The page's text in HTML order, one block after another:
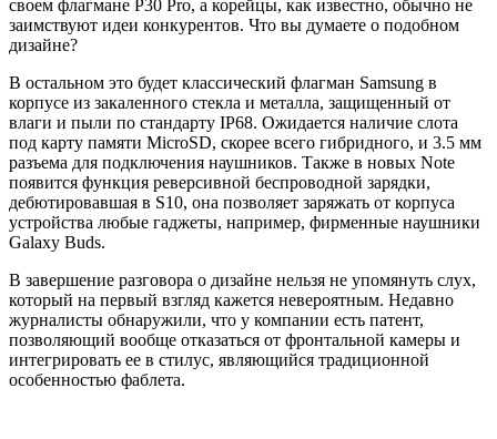
своем флагмане P30 Pro, а корейцы, как известно, обычно не
заимствуют идеи конкурентов. Что вы думаете о подобном
дизайне?
В остальном это будет классический флагман Samsung в
корпусе из закаленного стекла и металла, защищенный от
влаги и пыли по стандарту IP68. Ожидается наличие слота
под карту памяти MicroSD, скорее всего гибридного, и 3.5 мм
разъема для подключения наушников. Также в новых Note
появится функция реверсивной беспроводной зарядки,
дебютировавшая в S10, она позволяет заряжать от корпуса
устройства любые гаджеты, например, фирменные наушники
Galaxy Buds.
В завершение разговора о дизайне нельзя не упомянуть слух,
который на первый взгляд кажется невероятным. Недавно
журналисты обнаружили, что у компании есть патент,
позволяющий вообще отказаться от фронтальной камеры и
интегрировать ее в стилус, являющийся традиционной
особенностью фаблета.